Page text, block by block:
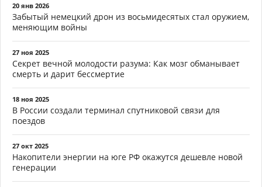
20 янв 2026
Забытый немецкий дрон из восьмидесятых стал оружием,
меняющим войны
27 ноя 2025
Секрет вечной молодости разума: Как мозг обманывает
смерть и дарит бессмертие
18 ноя 2025
В России создали терминал спутниковой связи для
поездов
27 окт 2025
Накопители энергии на юге РФ окажутся дешевле новой
генерации